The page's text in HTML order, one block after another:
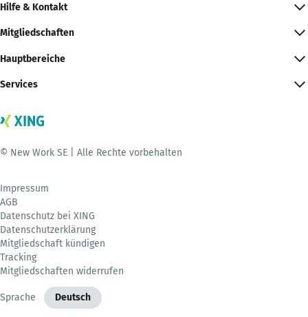
Hilfe & Kontakt
Mitgliedschaften
Hauptbereiche
Services
© New Work SE | Alle Rechte vorbehalten
Impressum
AGB
Datenschutz bei XING
Datenschutzerklärung
Mitgliedschaft kündigen
Tracking
Mitgliedschaften widerrufen
Sprache Deutsch